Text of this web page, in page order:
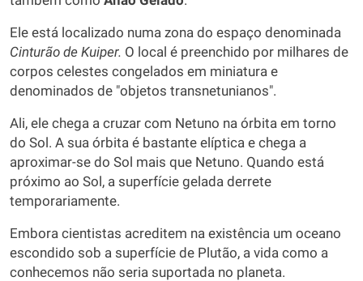
Ele está localizado numa zona do espaço denominada
Cinturão de Kuiper. O local é preenchido por milhares de
corpos celestes congelados em miniatura e
denominados de "objetos transnetunianos".
Ali, ele chega a cruzar com Netuno na órbita em torno
do Sol. A sua órbita é bastante elíptica e chega a
aproximar-se do Sol mais que Netuno. Quando está
próximo ao Sol, a superfície gelada derrete
temporariamente.
Embora cientistas acreditem na existência um oceano
escondido sob a superfície de Plutão, a vida como a
conhecemos não seria suportada no planeta.